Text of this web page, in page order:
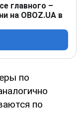
главного –
на OBOZ.UA в
по
по